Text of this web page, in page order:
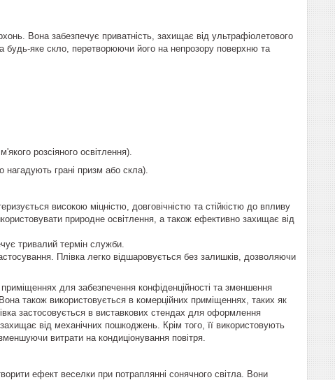
Вона забезпечує приватність, захищає від ультрафіолетового
будь-яке скло, перетворюючи його на непрозору поверхню та
розсіяного освітлення).
грані призм або скла).
високою міцністю, довговічністю та стійкістю до впливу
природне освітлення, а також ефективно захищає від
тривалий термін служби.
Плівка легко відшаровується без залишків, дозволяючи
для забезпечення конфіденційності та зменшення
також використовується в комерційних приміщеннях, таких як
застосовується в виставкових стендах для оформлення
від механічних пошкоджень. Крім того, її використовують
витрати на кондиціонування повітря.
ефект веселки при потраплянні сонячного світла. Вони